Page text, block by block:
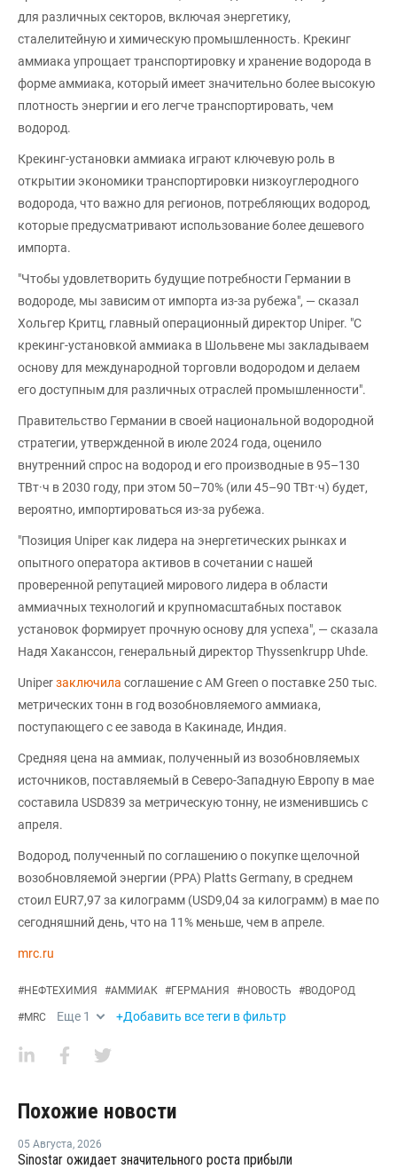
для различных секторов, включая энергетику,
сталелитейную и химическую промышленность. Крекинг
аммиака упрощает транспортировку и хранение водорода в
форме аммиака, который имеет значительно более высокую
плотность энергии и его легче транспортировать, чем
водород.
Крекинг-установки аммиака играют ключевую роль в
открытии экономики транспортировки низкоуглеродного
водорода, что важно для регионов, потребляющих водород,
которые предусматривают использование более дешевого
импорта.
"Чтобы удовлетворить будущие потребности Германии в
водороде, мы зависим от импорта из-за рубежа", — сказал
Хольгер Критц, главный операционный директор Uniper. "С
крекинг-установкой аммиака в Шольвене мы закладываем
основу для международной торговли водородом и делаем
его доступным для различных отраслей промышленности".
Правительство Германии в своей национальной водородной
стратегии, утвержденной в июле 2024 года, оценило
внутренний спрос на водород и его производные в 95–130
ТВт·ч в 2030 году, при этом 50–70% (или 45–90 ТВт·ч) будет,
вероятно, импортироваться из-за рубежа.
"Позиция Uniper как лидера на энергетических рынках и
опытного оператора активов в сочетании с нашей
проверенной репутацией мирового лидера в области
аммиачных технологий и крупномасштабных поставок
установок формирует прочную основу для успеха", — сказала
Надя Хаканссон, генеральный директор Thyssenkrupp Uhde.
Uniperзаключила соглашение с AM Green о поставке 250 тыс.
метрических тонн в год возобновляемого аммиака,
поступающего с ее завода в Какинаде, Индия.
Средняя цена на аммиак, полученный из возобновляемых
источников, поставляемый в Северо-Западную Европу в мае
составила USD839 за метрическую тонну, не изменившись с
апреля.
Водород, полученный по соглашению о покупке щелочной
возобновляемой энергии (PPA) Platts Germany, в среднем
стоил EUR7,97 за килограмм (USD9,04 за килограмм) в мае по
сегодняшний день, что на 11% меньше, чем в апреле.
mrc.ru
#НЕФТЕХИМИЯ #АММИАК #ГЕРМАНИЯ #НОВОСТЬ #ВОДОРОД
#MRC Еще 1 +Добавить все теги в фильтр
Похожие новости
05 Августа, 2026
Sinostar ожидает значительного роста прибыли